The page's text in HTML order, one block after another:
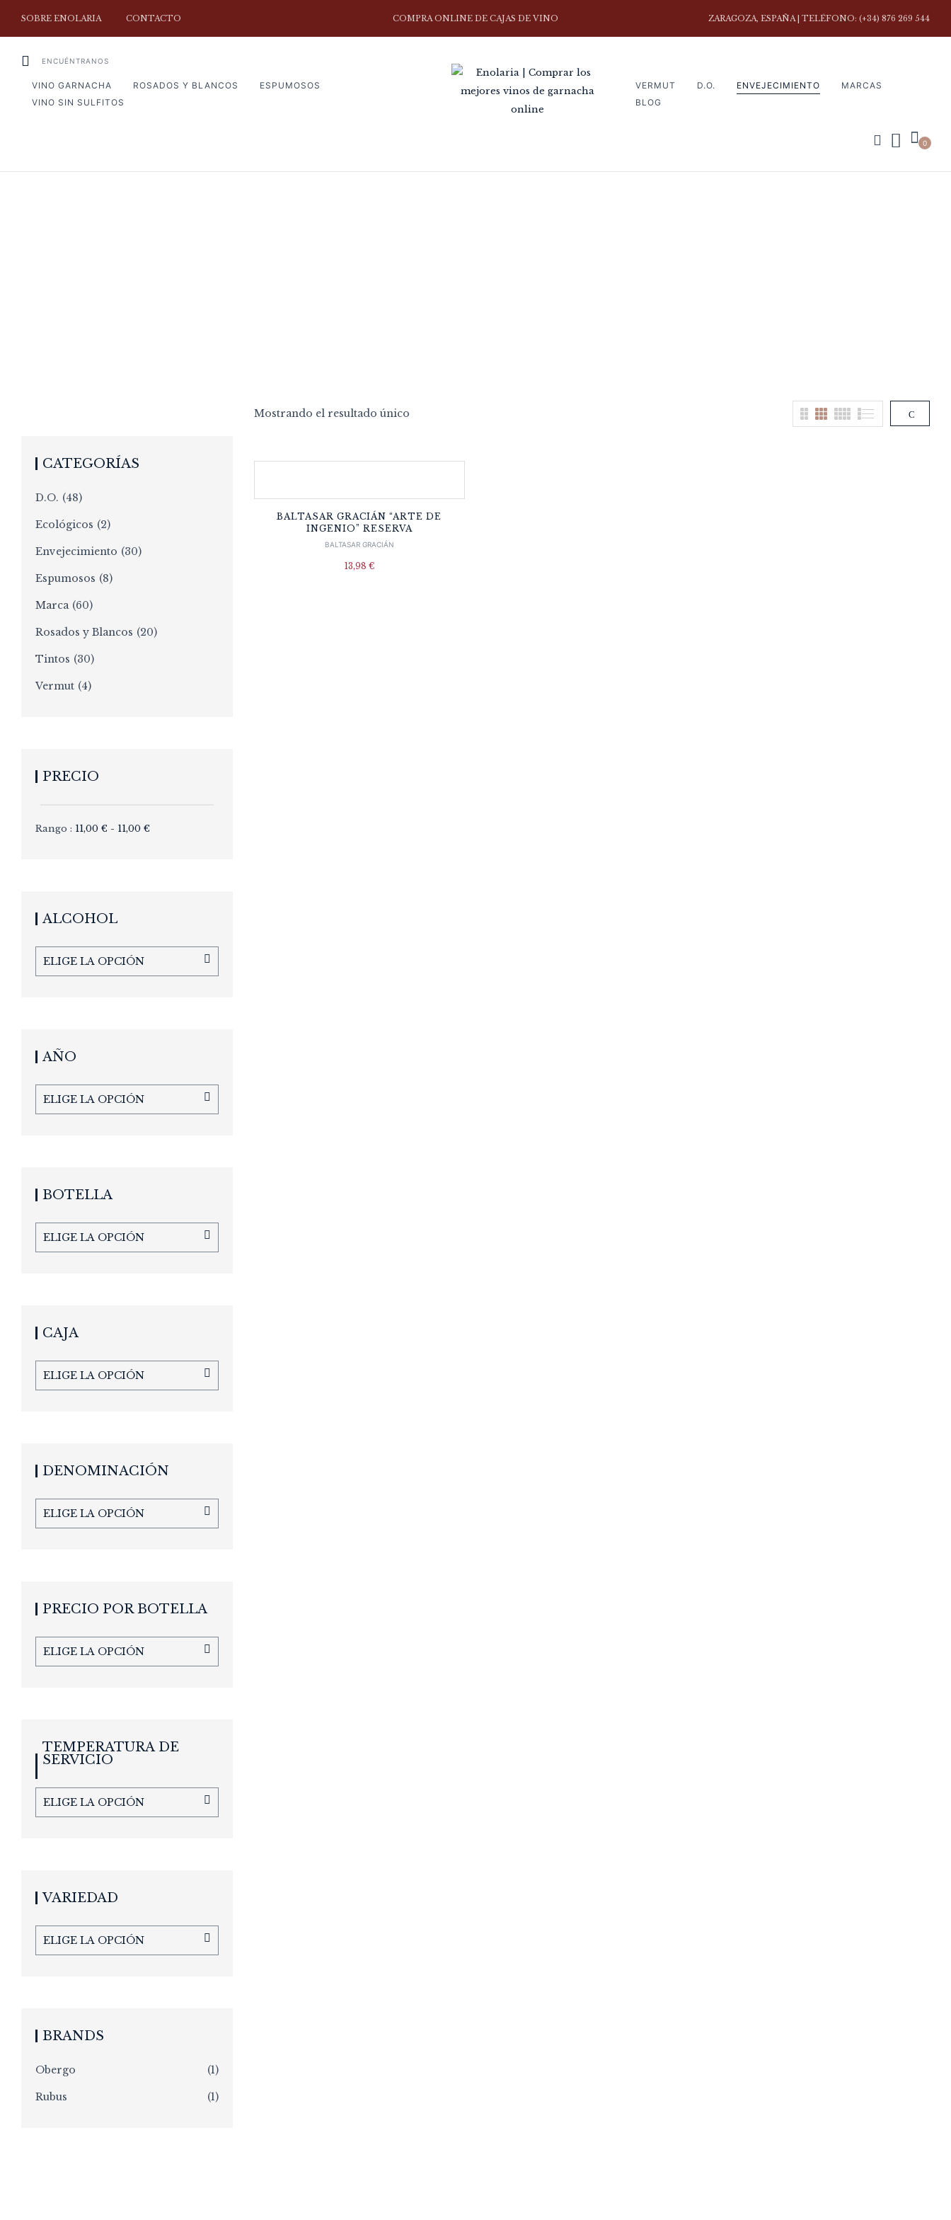
SOBRE ENOLARIA CONTACTO COMPRA ONLINE DE CAJAS DE VINO ZARAGOZA, ESPAÑA | TELÉFONO: (+34) 876 269 544
ENCUÉNTRANOS
VINO GARNACHA ROSADOS Y BLANCOS
ESPUMOSOS
VINO SIN SULFITOS
VERMUT D.O. ENVEJECIMIENTO
MARCAS
BLOG
0
CATEGORÍAS
D.O. (48)
Ecológicos (2)
Envejecimiento (30)
Espumosos (8)
Marca (60)
Rosados y Blancos (20)
Tintos (30)
Vermut (4)
PRECIO
Rango : 11,00 € - 11,00 €
ALCOHOL
ELIGE LA OPCIÓN
AÑO
ELIGE LA OPCIÓN
BOTELLA
ELIGE LA OPCIÓN
CAJA
ELIGE LA OPCIÓN
DENOMINACIÓN
ELIGE LA OPCIÓN
PRECIO POR BOTELLA
ELIGE LA OPCIÓN
TEMPERATURA DE
SERVICIO
ELIGE LA OPCIÓN
VARIEDAD
ELIGE LA OPCIÓN
BRANDS
Obergo (1)
Rubus (1)
Mostrando el resultado único
BALTASAR GRACIÁN “ARTE DE
INGENIO” RESERVA
BALTASAR GRACIÁN
13,98 €